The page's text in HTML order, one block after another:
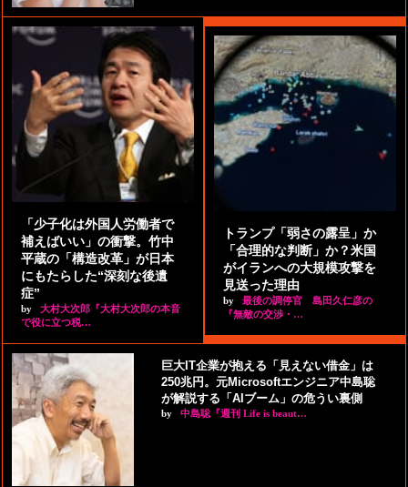
「少子化は外国人労働者で
補えばいい」の衝撃。竹中
平蔵の「構造改革」が日本
にもたらした“深刻な後遺
症”
by
大村大次郎『大村大次郎の本音
で役に立つ税…
トランプ「弱さの露呈」か
「合理的な判断」か？米国
がイランへの大規模攻撃を
見送った理由
by
最後の調停官 島田久仁彦の
『無敵の交渉・…
巨大IT企業が抱える「見えない借金」は
250兆円。元Microsoftエンジニア中島聡
が解説する「AIブーム」の危うい裏側
by 中島聡『週刊 Life is beaut…